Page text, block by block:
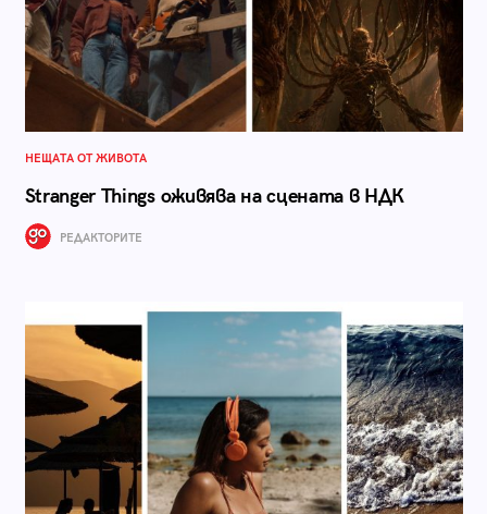
НЕЩАТА ОТ ЖИВОТА
Stranger Things оживява на сцената в НДК
РЕДАКТОРИТЕ